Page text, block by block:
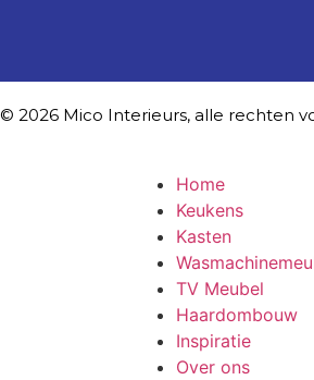
© 2026 Mico Interieurs, alle rechten
Home
Keukens
Kasten
TV Meubel
Haardombouw
Inspiratie
Over ons